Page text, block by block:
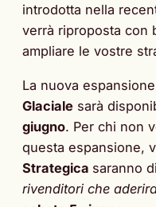
introdotta nella
verrà riproposta con
ampliare le vostre
La nuova
Glaciale sarà
giugno. Per chi non
questa espansione,
Strategica saranno
rivenditori che